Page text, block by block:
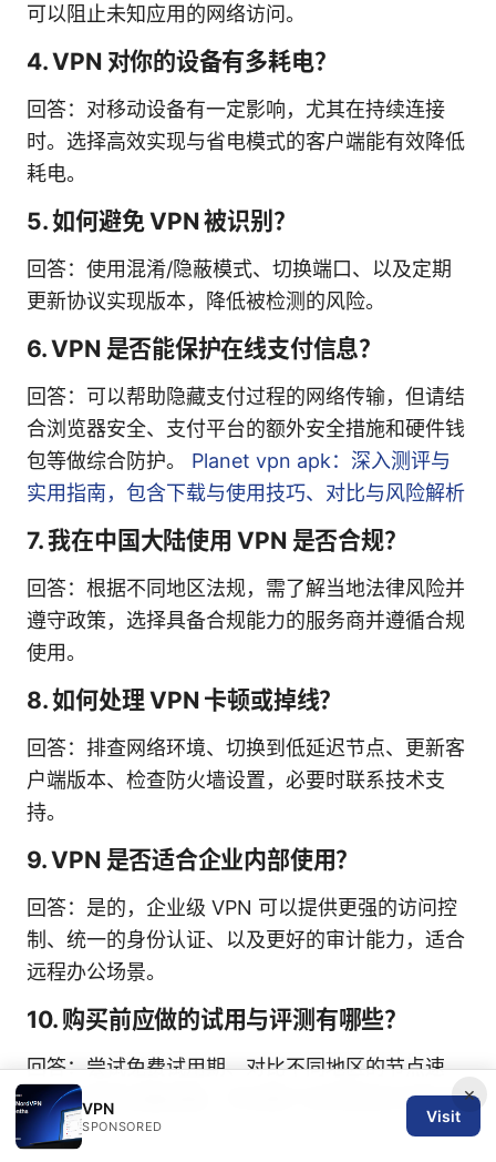
可以阻止未知应用的网络访问。
4. VPN 对你的设备有多耗电？
回答：对移动设备有一定影响，尤其在持续连接
时。选择高效实现与省电模式的客户端能有效降低
耗电。
5. 如何避免 VPN 被识别？
回答：使用混淆/隐蔽模式、切换端口、以及定期
更新协议实现版本，降低被检测的风险。
6. VPN 是否能保护在线支付信息？
回答：可以帮助隐藏支付过程的网络传输，但请结
合浏览器安全、支付平台的额外安全措施和硬件钱
包等做综合防护。 Planet vpn apk：深入测评与
实用指南，包含下载与使用技巧、对比与风险解析
7. 我在中国大陆使用 VPN 是否合规？
回答：根据不同地区法规，需了解当地法律风险并
遵守政策，选择具备合规能力的服务商并遵循合规
使用。
8. 如何处理 VPN 卡顿或掉线？
回答：排查网络环境、切换到低延迟节点、更新客
户端版本、检查防火墙设置，必要时联系技术支
持。
9. VPN 是否适合企业内部使用？
回答：是的，企业级 VPN 可以提供更强的访问控
制、统一的身份认证、以及更好的审计能力，适合
远程办公场景。
10. 购买前应做的试用与评测有哪些？
回答：尝试免费试用期、对比不同地区的节点速
度、测试多设备连接、评估客户支持响应时间与质
量。
×
VPN
SPONSORED
Visit